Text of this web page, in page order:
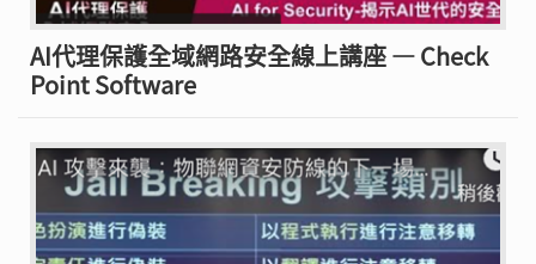
AI代理保護全域網路安全線上講座 — Check
Point Software